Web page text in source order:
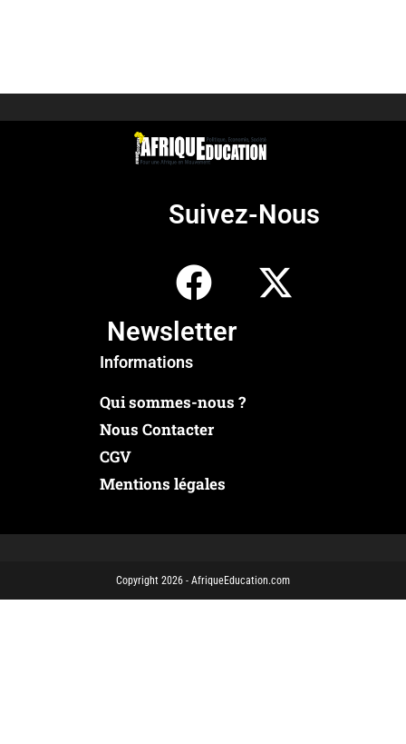
Suivez-Nous
Newsletter
Informations
Qui sommes-nous ?
Nous Contacter
CGV
Mentions légales
Copyright 2026 - AfriqueEducation.com